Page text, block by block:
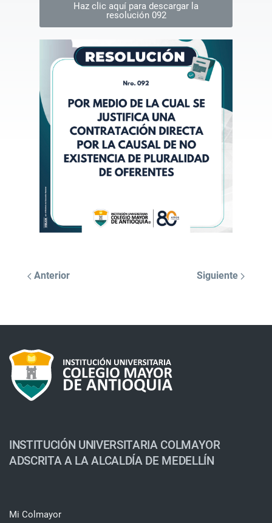
Haz clic aquí para descargar la
resolución 092
Anterior Siguiente
INSTITUCIÓN UNIVERSITARIA COLMAYOR
ADSCRITA A LA ALCALDÍA DE MEDELLÍN
Mi Colmayor